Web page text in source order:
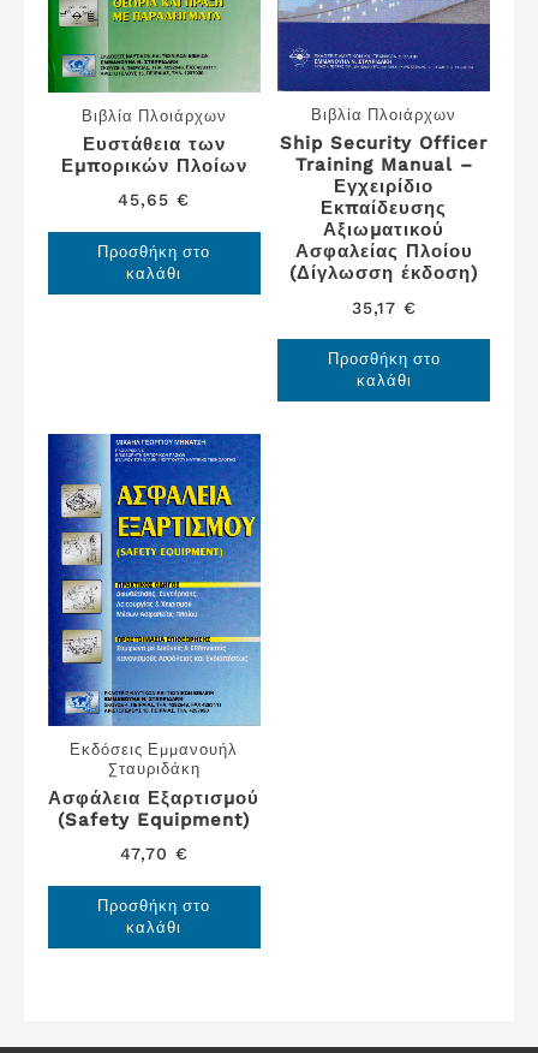
Βιβλία Πλοιάρχων
Ευστάθεια των
Εμπορικών Πλοίων
45,65€
Προσθήκη στο
καλάθι
Βιβλία Πλοιάρχων
Ship Security Officer
Training Manual –
Εγχειρίδιο
Εκπαίδευσης
Αξιωματικού
Ασφαλείας Πλοίου
(Δίγλωσση έκδοση)
35,17 €
Προσθήκη στο
καλάθι
Εκδόσεις Εμμανουήλ
Σταυριδάκη
Ασφάλεια Εξαρτισμού
(Safety Equipment)
47,70 €
Προσθήκη στο
καλάθι